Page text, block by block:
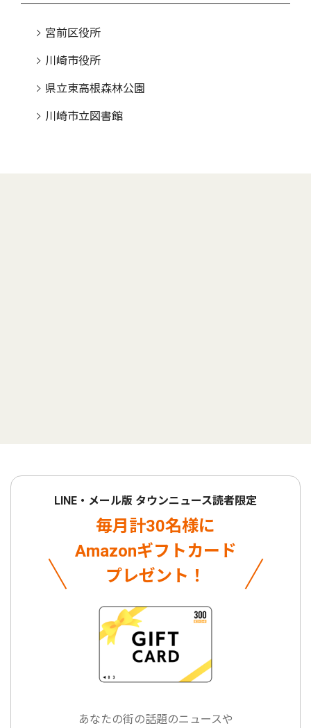
宮前区役所
川崎市役所
県立東高根森林公園
川崎市立図書館
LINE・メール版 タウンニュース読者限定
毎月計30名様に
Amazonギフトカード
プレゼント！
あなたの街の話題のニュースや